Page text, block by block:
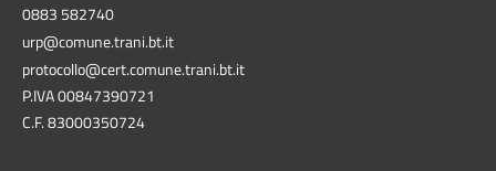
0883 582740
urp@comune.trani.bt.it
protocollo@cert.comune.trani.bt.it
P.IVA 00847390721
C.F. 83000350724